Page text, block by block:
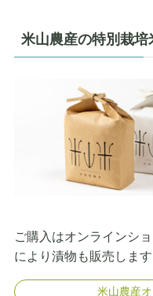
米山農産の特別栽培
ご購入はオンラインシ
により漬物も販売します
米山農産